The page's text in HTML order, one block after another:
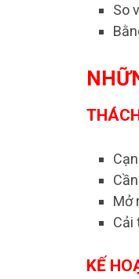
So
Mở
Cải
KẾ